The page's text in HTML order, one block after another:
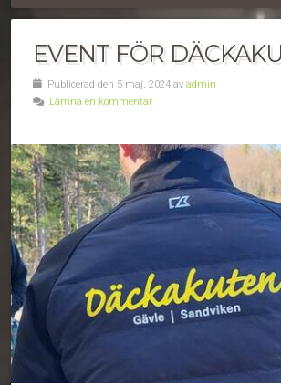
EVENT FÖR
Publicerad den 5 maj, 2024 av admin
Lämna en kommentar